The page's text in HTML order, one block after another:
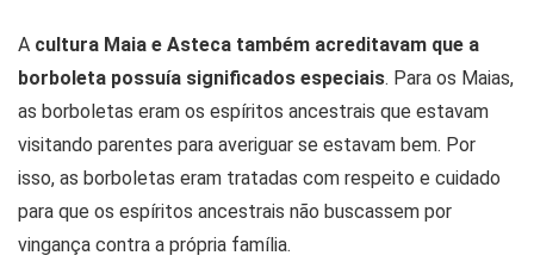
A cultura Maia e Asteca também acreditavam que a
borboleta possuía significados especiais. Para os Maias,
as borboletas eram os espíritos ancestrais que estavam
visitando parentes para averiguar se estavam bem. Por
isso, as borboletas eram tratadas com respeito e cuidado
para que os espíritos ancestrais não buscassem por
vingança contra a própria família.